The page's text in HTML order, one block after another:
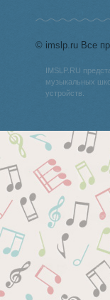
© imslp.ru Все
IMSLP.RU
музыкальных
устройств.